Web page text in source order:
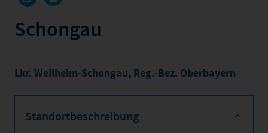
Schongau
Lkr. Weilheim-Schongau, Reg.-Bez. Oberbayern
Standortbeschreibung